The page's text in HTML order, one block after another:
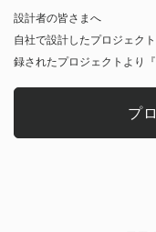
設計者の皆さまへ
自社で設計したプロジェク
録されたプロジェクトより
プ